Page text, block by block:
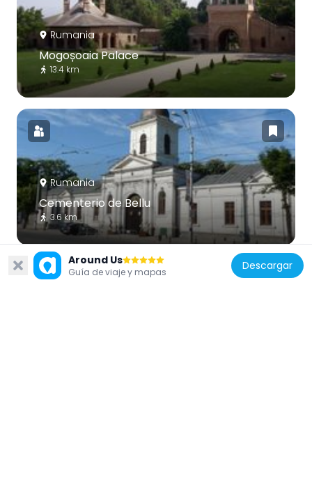
Rumania
Mogoșoaia Palace
13.4 km
Rumania
Cementerio de Bellu
3.6 km
Around Us
Guía de viaje y mapas Descargar